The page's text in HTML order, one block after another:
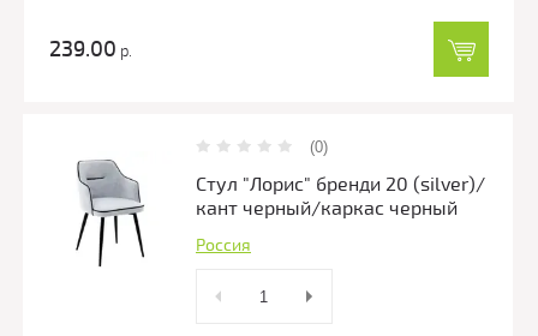
239.00 р.
(0)
Стул "Лорис" бренди 20 (silver)/
кант черный/каркас черный
Россия